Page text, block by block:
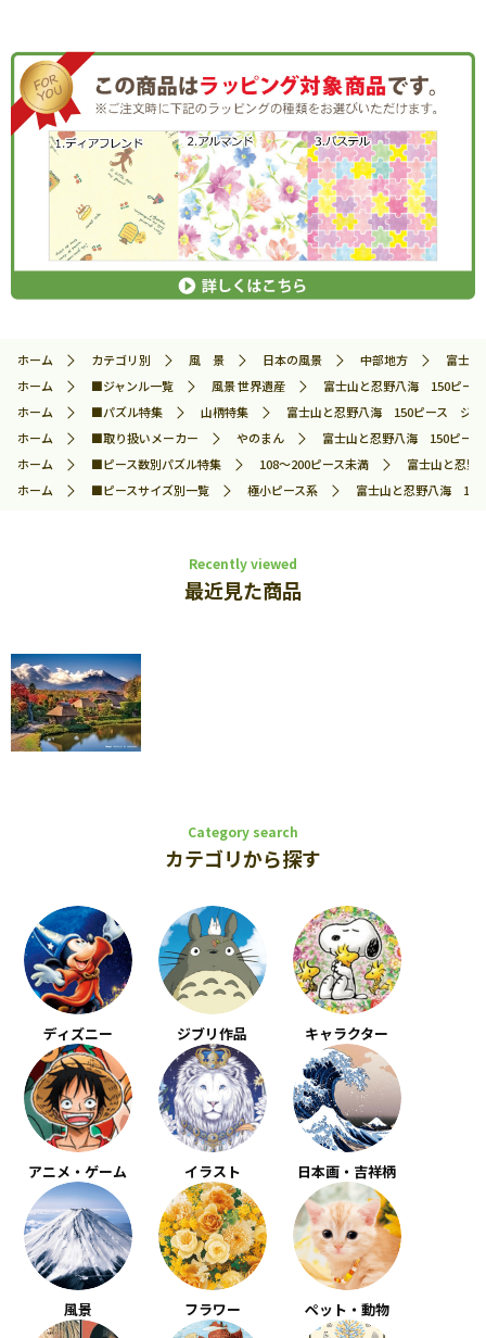
ホーム カテゴリ別 風 景 日本の風景 中部地方
富士
ホーム
■ジャンル一覧 風景 世界遺産
富士山と忍野八海 150ピー
ホーム
■パズル特集 山柄特集
富士山と忍野八海 150ピース ジ
ホーム
■取り扱いメーカー やのまん
富士山と忍野八海 150ピー
ホーム
■ピース数別パズル特集 108～200ピース未満
富士山と忍
ホーム
■ピースサイズ別一覧 極小ピース系 富士山と忍野八海
Recently viewed
最近見た商品
Category search
カテゴリから探す
ディズニー ジブリ作品 キャラクター
アニメ・ゲーム イラスト 日本画・吉祥柄
風景 フラワー ペット・動物